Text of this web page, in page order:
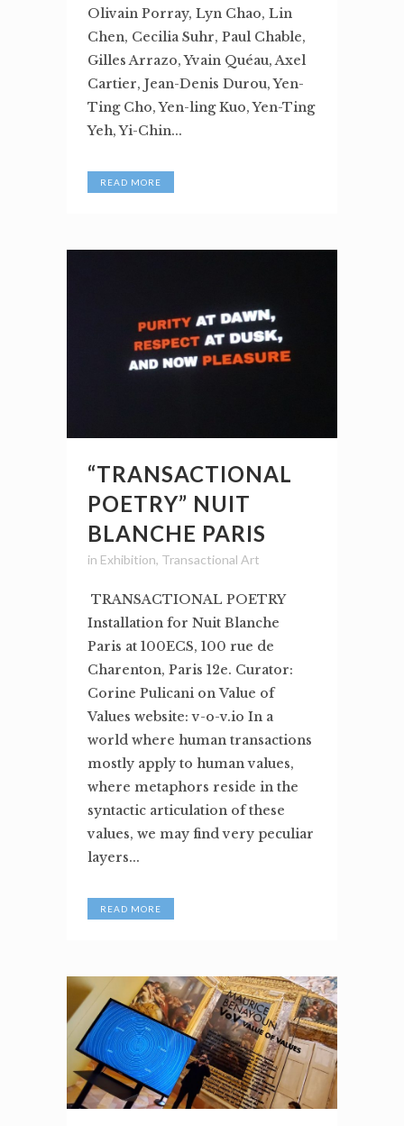
Olivain Porray, Lyn Chao, Lin
Chen, Cecilia Suhr, Paul Chable,
Gilles Arrazo, Yvain Quéau, Axel
Cartier, Jean-Denis Durou, Yen-
Ting Cho, Yen-ling Kuo, Yen-Ting
Yeh, Yi-Chin...
READ MORE
“TRANSACTIONAL
POETRY” NUIT
BLANCHE PARIS
in Exhibition, Transactional Art
TRANSACTIONAL POETRY
Installation for Nuit Blanche
Paris at 100ECS, 100 rue de
Charenton, Paris 12e. Curator:
Corine Pulicani on Value of
Values website: v-o-v.io In a
world where human transactions
mostly apply to human values,
where metaphors reside in the
syntactic articulation of these
values, we may find very peculiar
layers...
READ MORE